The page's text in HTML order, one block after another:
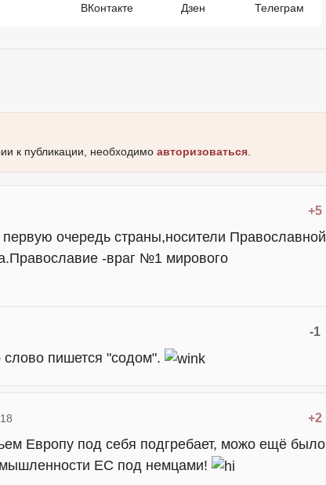
ВКонтакте Дзен Телеграм
к публикации, необходимо авторизоваться
+5
очередь страны,носители Православной
-враг №1 мирового
-1
слово пишется "содом".
+2
Европу под себя подгребает, можо ещё было
ЕС под немцами!